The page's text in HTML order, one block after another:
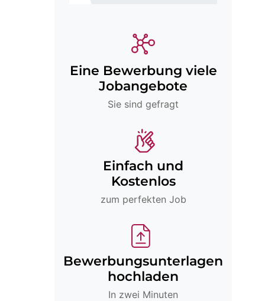
Eine Bewerbung viele
Jobangebote
Sie sind gefragt
Einfach und
Kostenlos
zum perfekten Job
Bewerbungsunterlagen
hochladen
In zwei Minuten